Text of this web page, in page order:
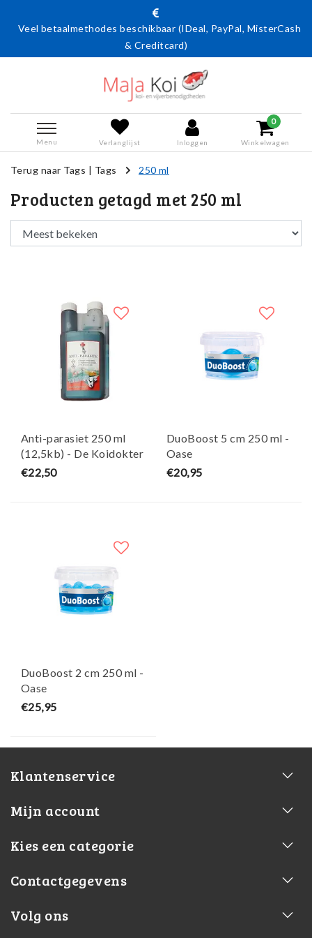
Veel betaalmethodes beschikbaar (IDeal, PayPal, MisterCash
& Creditcard)
Menu Verlanglijst Inloggen
0
Winkelwagen
Terug naar Tags | Tags 250 ml
Producten getagd met 250 ml
Anti-parasiet 250 ml
(12,5kb) - De Koidokter
€22,50
DuoBoost 5 cm 250 ml -
Oase
€20,95
DuoBoost 2 cm 250 ml -
Oase
€25,95
Klantenservice
Mijn account
Kies een categorie
Contactgegevens
Volg ons